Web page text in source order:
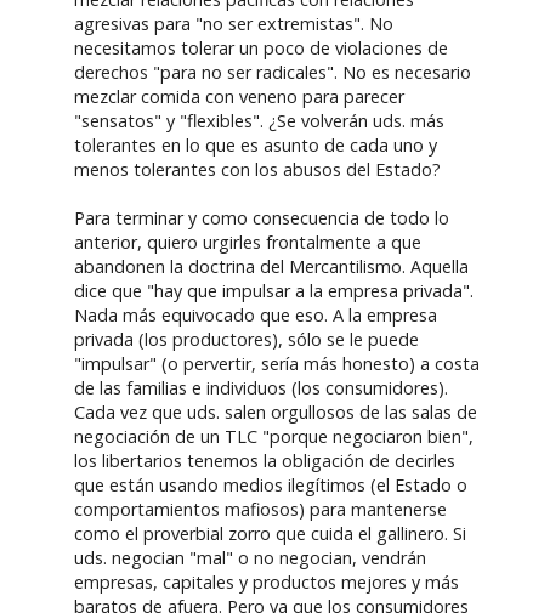
agresivas para "no ser extremistas". No
necesitamos tolerar un poco de violaciones de
derechos "para no ser radicales". No es necesario
mezclar comida con veneno para parecer
"sensatos" y "flexibles". ¿Se volverán uds. más
tolerantes en lo que es asunto de cada uno y
menos tolerantes con los abusos del Estado?
Para terminar y como consecuencia de todo lo
anterior, quiero urgirles frontalmente a que
abandonen la doctrina del Mercantilismo. Aquella
dice que "hay que impulsar a la empresa privada".
Nada más equivocado que eso. A la empresa
privada (los productores), sólo se le puede
"impulsar" (o pervertir, sería más honesto) a costa
de las familias e individuos (los consumidores).
Cada vez que uds. salen orgullosos de las salas de
negociación de un TLC "porque negociaron bien",
los libertarios tenemos la obligación de decirles
que están usando medios ilegítimos (el Estado o
comportamientos mafiosos) para mantenerse
como el proverbial zorro que cuida el gallinero. Si
uds. negocian "mal" o no negocian, vendrán
empresas, capitales y productos mejores y más
baratos de afuera. Pero ya que los consumidores